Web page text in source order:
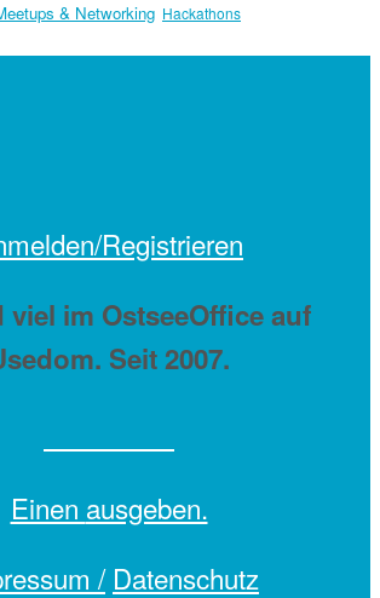
& Networking Hackathons
Registrieren
viel im OstseeOffice auf
Seit 2007.
Einen ausgeben.
/ Datenschutz